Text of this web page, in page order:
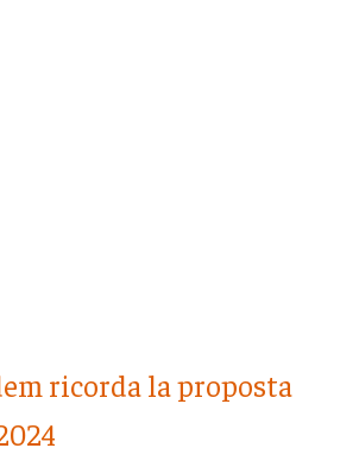
ricorda la proposta